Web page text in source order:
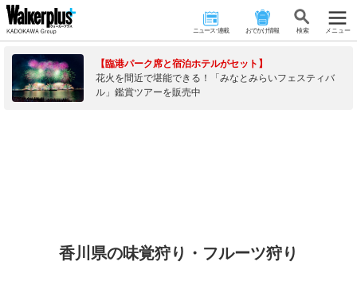
ニュース･連載 おでかけ情報 検 索 メニュー
【臨港パーク席と宿泊ホテルがセット】
花火を間近で堪能できる！「みなとみらいフェスティバ
ル」鑑賞ツアーを販売中
香川県の味覚狩り・フルーツ狩り